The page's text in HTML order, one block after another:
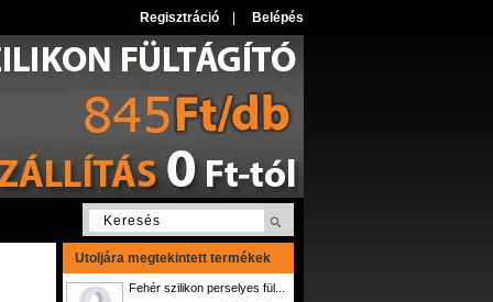
Regisztráció Belépés
Utoljára megtekintett termékek
Fehér szilikon perselyes fül...